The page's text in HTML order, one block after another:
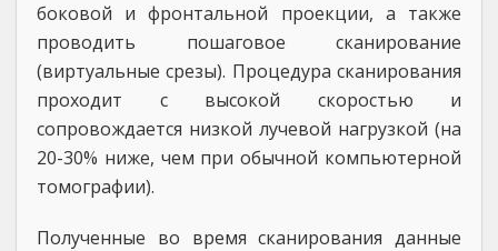
боковой и фронтальной проекции, а также
проводить пошаговое сканирование
(виртуальные срезы). Процедура сканирования
проходит с высокой скоростью и
сопровождается низкой лучевой нагрузкой (на
20-30% ниже, чем при обычной компьютерной
томографии).
Полученные во время сканирования данные